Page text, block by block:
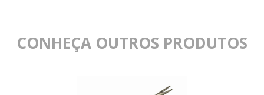
CONHEÇA OUTROS PRODUTOS